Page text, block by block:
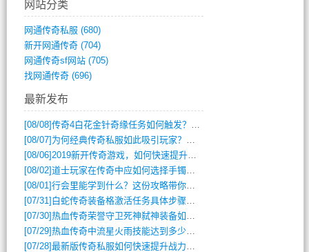
网站分类
网通传奇私服 (680)
新开网通传奇(704)
网通传奇sf网站(705)
找网通传奇(696)
最新发布
[08/08]传奇4白花金针奇缘任务如何触发？完整攻略解析
[08/07] 为何经典传奇私服如此吸引玩家？深度攻略解析
[08/06]2019新开传奇游戏，如何快速提升角色等级？
[08/02]道士玩家在传奇中应如何选择手镯装备？
[08/01]行会里能学到什么？这份攻略带你全掌握
[07/31] 白蛇传奇装备格激活任务具体步骤是什么？如何完成？
[07/30]热血传奇荣誉守卫死神弑神装备如何获取与佩戴攻略？
[07/29]热血传奇中流星火雨技能达到多少级可以开始练装备？
[07/28]最新版传奇私服如何快速提升战力与获取稀有装备？